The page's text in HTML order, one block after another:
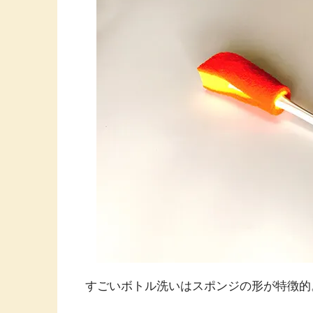
すごいボトル洗いはスポンジの形が特徴